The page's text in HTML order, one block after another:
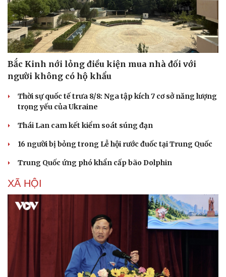
Thể thao
Ô tô - Xe máy
Bắc Kinh nới lỏng điều kiện mua nhà đối với
người không có hộ khẩu
Thời sự quốc tế trưa 8/8: Nga tập kích 7 cơ sở năng lượng
trọng yếu của Ukraine
Thái Lan cam kết kiểm soát súng đạn
16 người bị bỏng trong Lễ hội rước đuốc tại Trung Quốc
Trung Quốc ứng phó khẩn cấp bão Dolphin
XÃ HỘI